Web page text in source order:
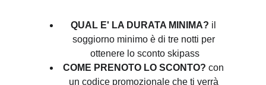
QUAL E' LA DURATA MINIMA? il
soggiorno minimo è di tre notti per
ottenere lo sconto skipass
COME PRENOTO LO SCONTO? con
un codice promozionale che ti verrà